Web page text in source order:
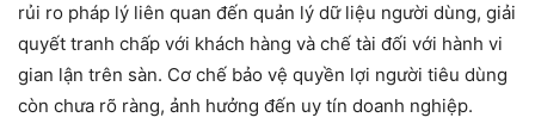
rủi ro pháp lý liên quan đến quản lý dữ liệu người dùng, giải
quyết tranh chấp với khách hàng và chế tài đối với hành vi
gian lận trên sàn. Cơ chế bảo vệ quyền lợi người tiêu dùng
còn chưa rõ ràng, ảnh hưởng đến uy tín doanh nghiệp.